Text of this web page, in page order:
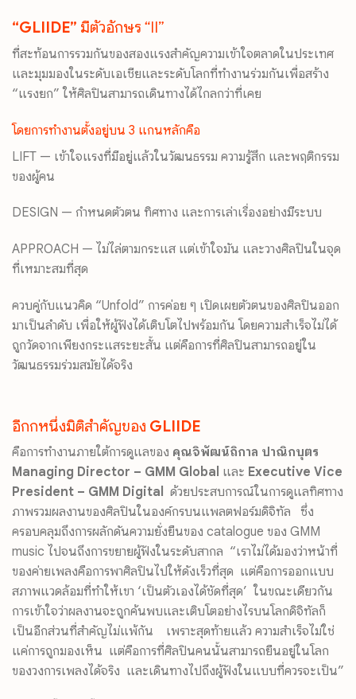
“GLIIDE” มีตัวอักษร “II”
ที่สะท้อนการรวมกันของสองแรงสำคัญความเข้าใจตลาดในประเทศ
และมุมมองในระดับเอเชียและระดับโลกที่ทำงานร่วมกันเพื่อสร้าง
“แรงยก” ให้ศิลปินสามารถเดินทางได้ไกลกว่าที่เคย
โดยการทำงานตั้งอยู่บน 3 แกนหลักคือ
LIFT — เข้าใจแรงที่มีอยู่แล้วในวัฒนธรรม ความรู้สึก และพฤติกรรม
ของผู้คน
DESIGN — กำหนดตัวตน ทิศทาง และการเล่าเรื่องอย่างมีระบบ
APPROACH — ไม่ไล่ตามกระแส แต่เข้าใจมัน และวางศิลปินในจุด
ที่เหมาะสมที่สุด
ควบคู่กับแนวคิด “Unfold” การค่อย ๆ เปิดเผยตัวตนของศิลปินออก
มาเป็นลำดับ เพื่อให้ผู้ฟังได้เติบโตไปพร้อมกัน โดยความสำเร็จไม่ได้
ถูกวัดจากเพียงกระแสระยะสั้น แต่คือการที่ศิลปินสามารถอยู่ใน
วัฒนธรรมร่วมสมัยได้จริง
อีกกหนึ่งมิติสำคัญของ GLIIDE
คือการทำงานภายใต้การดูแลของ คุณจิพัฒน์ถิกาล ปาณิกบุตร
Managing Director – GMM Global และ Executive Vice
President – GMM Digital ด้วยประสบการณ์ในการดูแลทิศทาง
ภาพรวมผลงานของศิลปินในองค์กรบนแพลตฟอร์มดิจิทัล ซึ่ง
ครอบคลุมถึงการผลักดันความยั่งยืนของ catalogue ของ GMM
music ไปจนถึงการขยายผู้ฟังในระดับสากล “เราไม่ได้มองว่าหน้าที่
ของค่ายเพลงคือการพาศิลปินไปให้ดังเร็วที่สุด แต่คือการออกแบบ
สภาพแวดล้อมที่ทำให้เขา ‘เป็นตัวเองได้ชัดที่สุด’ ในขณะเดียวกัน
การเข้าใจว่าผลงานจะถูกค้นพบและเติบโตอย่างไรบนโลกดิจิทัลก็
เป็นอีกส่วนที่สำคัญไม่แพ้กัน เพราะสุดท้ายแล้ว ความสำเร็จไม่ใช่
แค่การถูกมองเห็น แต่คือการที่ศิลปินคนนั้นสามารถยืนอยู่ในโลก
ของวงการเพลงได้จริง และเดินทางไปถึงผู้ฟังในแบบที่ควรจะเป็น”